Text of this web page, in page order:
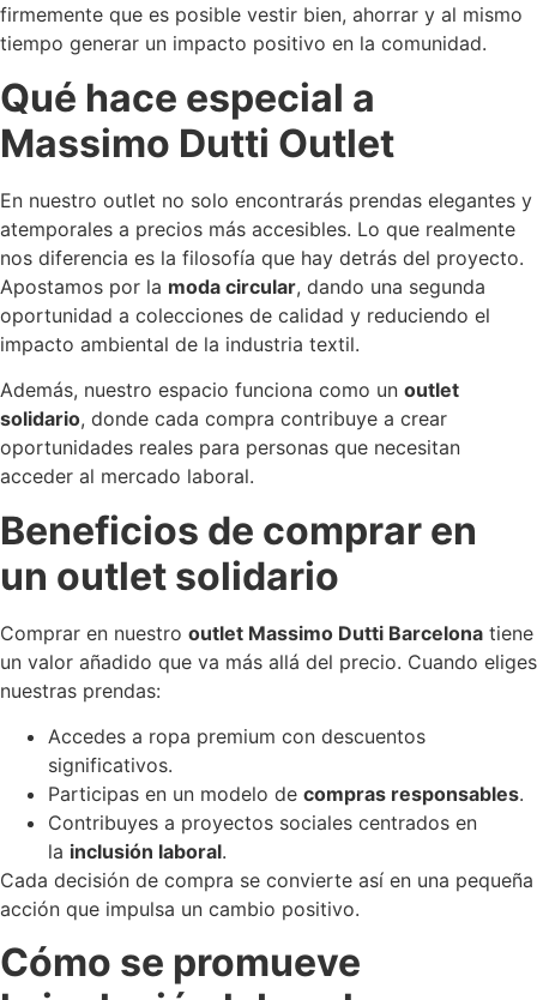
firmemente que es posible vestir bien, ahorrar y al mismo
tiempo generar un impacto positivo en la comunidad.
Qué hace especial a
Massimo Dutti Outlet
En nuestro outlet no solo encontrarás prendas elegantes y
atemporales a precios más accesibles. Lo que realmente
nos diferencia es la filosofía que hay detrás del proyecto.
Apostamos por la moda circular, dando una segunda
oportunidad a colecciones de calidad y reduciendo el
impacto ambiental de la industria textil.
Además, nuestro espacio funciona como un outlet
solidario, donde cada compra contribuye a crear
oportunidades reales para personas que necesitan
acceder al mercado laboral.
Beneficios de comprar en
un outlet solidario
Comprar en nuestro outlet Massimo Dutti Barcelona tiene
un valor añadido que va más allá del precio. Cuando eliges
nuestras prendas:
Accedes a ropa premium con descuentos
significativos.
Participas en un modelo de compras responsables.
Contribuyes a proyectos sociales centrados en
la inclusión laboral.
Cada decisión de compra se convierte así en una pequeña
acción que impulsa un cambio positivo.
Cómo se promueve